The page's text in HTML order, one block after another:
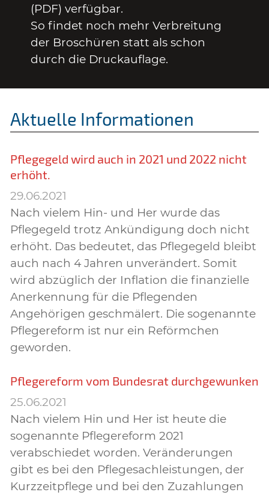
(PDF) verfügbar.
So findet noch mehr Verbreitung
der Broschüren statt als schon
durch die Druckauflage.
Aktuelle Informationen
Pflegegeld wird auch in 2021 und 2022 nicht
erhöht.
29.06.2021
Nach vielem Hin- und Her wurde das
Pflegegeld trotz Ankündigung doch nicht
erhöht. Das bedeutet, das Pflegegeld bleibt
auch nach 4 Jahren unverändert. Somit
wird abzüglich der Inflation die finanzielle
Anerkennung für die Pflegenden
Angehörigen geschmälert. Die sogenannte
Pflegereform ist nur ein Reförmchen
geworden.
Pflegereform vom Bundesrat durchgewunken
25.06.2021
Nach vielem Hin und Her ist heute die
sogenannte Pflegereform 2021
verabschiedet worden. Veränderungen
gibt es bei den Pflegesachleistungen, der
Kurzzeitpflege und bei den Zuzahlungen